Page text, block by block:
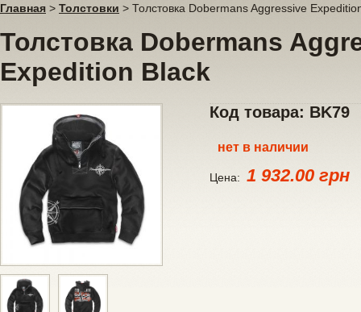
Главная > Толстовки > Толстовка Dobermans Aggressive
Толстовка Dobermans
Expedition Black
Код товара: BK79
нет в наличии
Цена: 1 932.00 грн